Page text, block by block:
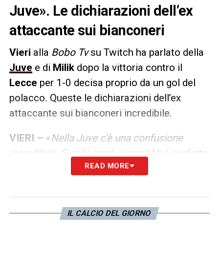
Juve». Le dichiarazioni dell’ex
attaccante sui bianconeri
Vieri alla Bobo Tvsu Twitch ha parlato della
Juve e di Milikdopo la vittoria contro il
Lecce per 1-0 decisa proprio da un gol del
polacco. Queste le dichiarazioni dell’ex
attaccante sui bianconeri incredibile.
VIERI – «Nella Juve c’è una confusione
incredibile. E nella confusione Mili è perfetto
per la Juve perché più funzionale e con ha
gol e non li subisce…».
READ MORE
IL CALCIO DEL GIORNO